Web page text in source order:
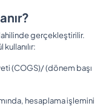
gerçekleştirilir.
(COGS)/ (dönem başı
hesaplama işlemini